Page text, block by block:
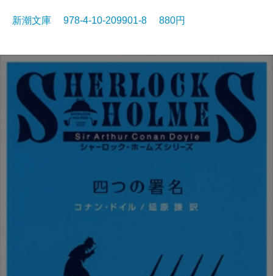
新潮文庫 978-4-10-209901-8 880円